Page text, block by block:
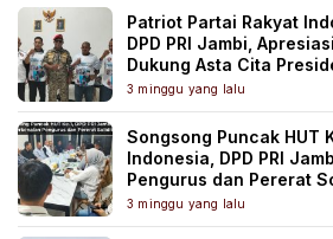
Patriot Partai Rakyat
DPD PRI Jambi,
Dukung Asta Cita
3 minggu yang lalu
Songsong Puncak HUT
Indonesia, DPD PRI
Pengurus dan Pererat
3 minggu yang lalu